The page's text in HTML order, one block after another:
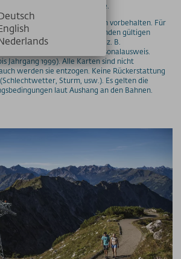
erhältst Du auch Gutscheine.
Irrtümer und Änderungen vorbehalten. Für
die Vorlage eines entsprechenden gültigen
Altersangabe erforderlich ( z. B.
nur in Verbindung mit Personalausweis.
Jahrgang 1999). Alle Karten sind nicht
werden sie entzogen. Keine Rückerstattung
Sturm, usw.). Es gelten die
laut Aushang an den Bahnen.